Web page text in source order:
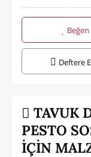
Beğen
Deftere
TAVUK
PESTO
İÇİN